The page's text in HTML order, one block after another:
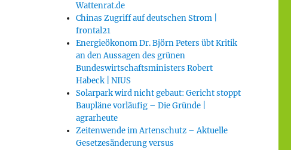
Wattenrat.de
Chinas Zugriff auf deutschen Strom |
frontal21
Energieökonom Dr. Björn Peters übt Kritik
an den Aussagen des grünen
Bundeswirtschaftsministers Robert
Habeck | NIUS
Solarpark wird nicht gebaut: Gericht stoppt
Baupläne vorläufig – Die Gründe |
agrarheute
Zeitenwende im Artenschutz – Aktuelle
Gesetzesänderung versus